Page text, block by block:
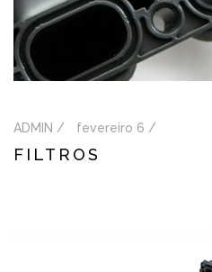
ADMIN / fevereiro 6 /
FILTROS